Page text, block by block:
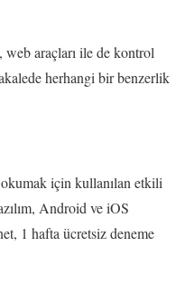
araçları ile de kontrol
herhangi bir benzerlik
için kullanılan etkili
Android ve iOS
1 hafta ücretsiz deneme